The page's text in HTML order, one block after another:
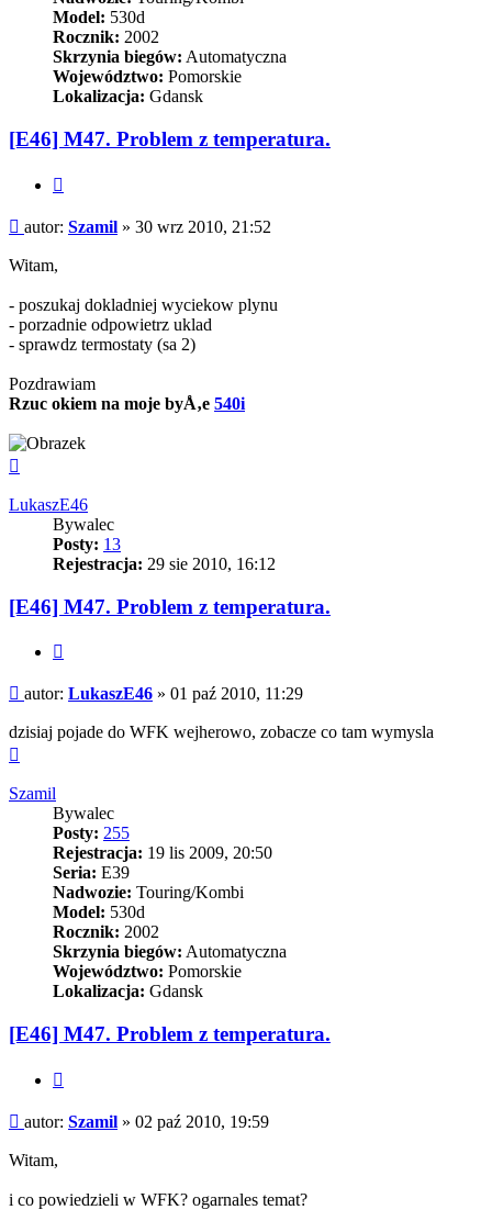
Model: 530d
Rocznik: 2002
Skrzynia biegów: Automatyczna
Województwo: Pomorskie
Lokalizacja: Gdansk
[E46] M47. Problem z temperatura.
Post
autor: Szamil » 30 wrz 2010, 21:52
Witam,
- poszukaj dokladniej wyciekow plynu
- porzadnie odpowietrz uklad
- sprawdz termostaty (sa 2)
Pozdrawiam
Rzuc okiem na moje byÅ‚e 540i
LukaszE46
Bywalec
Posty: 13
Rejestracja: 29 sie 2010, 16:12
[E46] M47. Problem z temperatura.
Post
autor: LukaszE46 » 01 paź 2010, 11:29
dzisiaj pojade do WFK wejherowo, zobacze co tam wymysla
Szamil
Bywalec
Posty: 255
Rejestracja: 19 lis 2009, 20:50
Seria: E39
Nadwozie: Touring/Kombi
Model: 530d
Rocznik: 2002
Skrzynia biegów: Automatyczna
Województwo: Pomorskie
Lokalizacja: Gdansk
[E46] M47. Problem z temperatura.
Post
autor: Szamil » 02 paź 2010, 19:59
Witam,
i co powiedzieli w WFK? ogarnales temat?